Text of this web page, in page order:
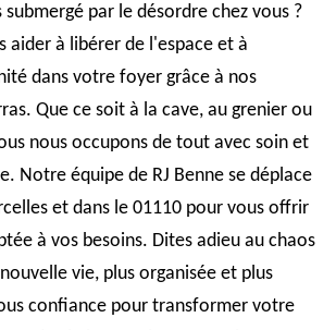
submergé par le désordre chez vous ?
aider à libérer de l'espace et à
dans votre foyer grâce à nos
Que ce soit à la cave, au grenier ou
nous occupons de tout avec soin et
Notre équipe de RJ Benne se déplace
et dans le 01110 pour vous offrir
à vos besoins. Dites adieu au chaos
vie, plus organisée et plus
confiance pour transformer votre